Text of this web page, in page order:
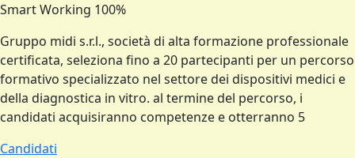
Smart Working 100%
Gruppo midi s.r.l., società di alta formazione professionale
certificata, seleziona fino a 20 partecipanti per un percorso
formativo specializzato nel settore dei dispositivi medici e
della diagnostica in vitro. al termine del percorso, i
candidati acquisiranno competenze e otterranno 5
Candidati